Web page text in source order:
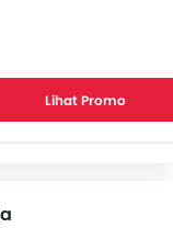
Lihat Promo